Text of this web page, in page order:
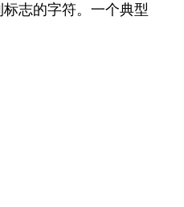
志的字符。一个典型